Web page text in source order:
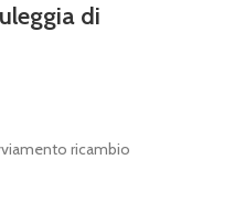
di
ricambio